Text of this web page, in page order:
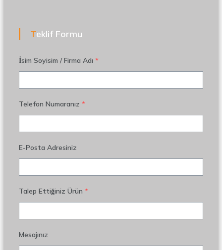
Teklif Formu
İsim Soyisim / Firma Adı *
Telefon Numaranız *
E-Posta Adresiniz
Talep Ettiğiniz Ürün *
Mesajınız